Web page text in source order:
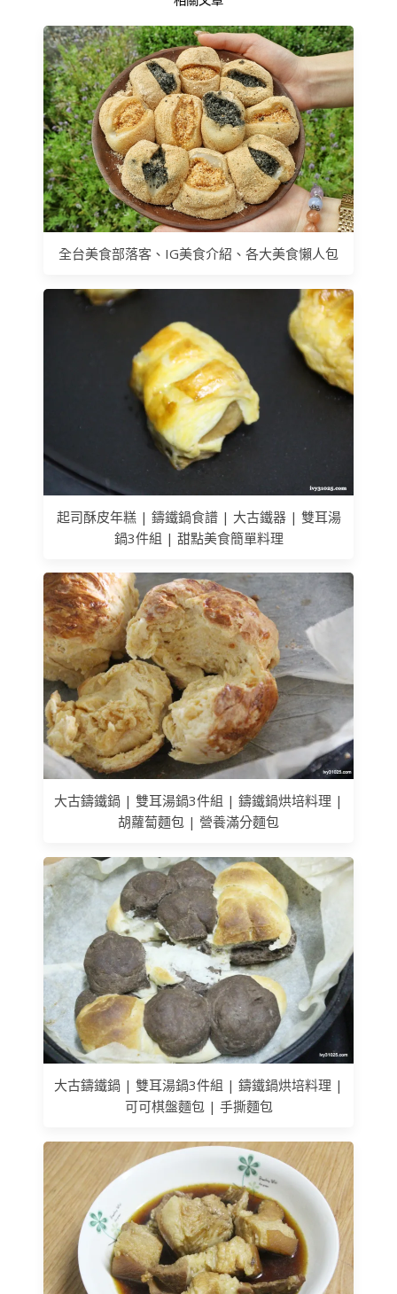
全台美食部落客、IG美食介紹、各大美食懶人包
起司酥皮年糕 | 鑄鐵鍋食譜 | 大古鐵器 | 雙耳湯
鍋3件組 | 甜點美食簡單料理
大古鑄鐵鍋 | 雙耳湯鍋3件組 | 鑄鐵鍋烘培料理 |
胡蘿蔔麵包 | 營養滿分麵包
大古鑄鐵鍋 | 雙耳湯鍋3件組 | 鑄鐵鍋烘培料理 |
可可棋盤麵包 | 手撕麵包